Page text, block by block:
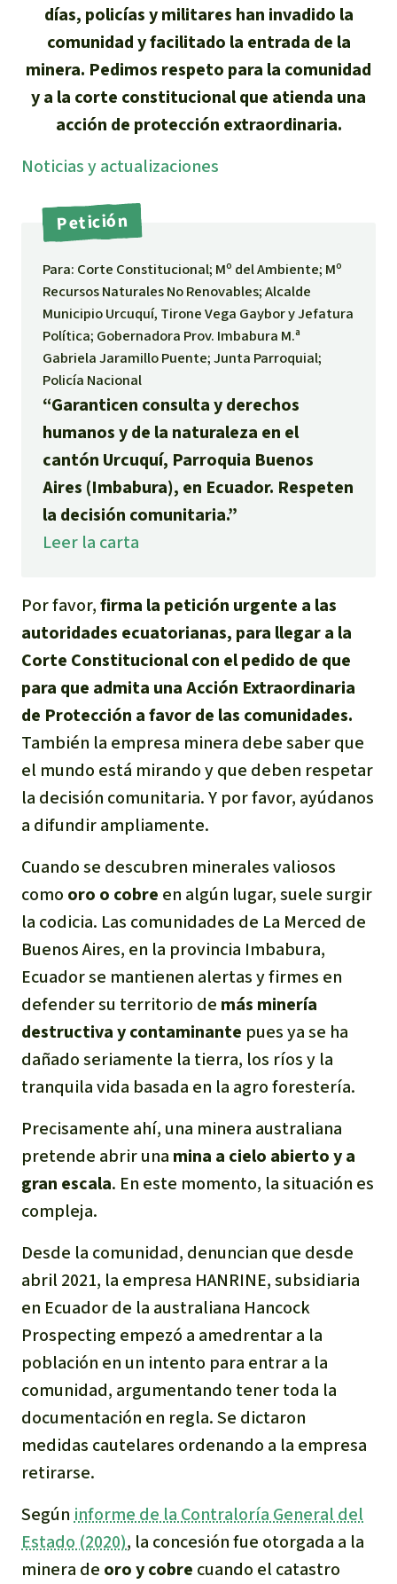
Metales
Minería
Agrotoxicos
Aceite de palma
Indígena
Landgrabbing
Granjas Industriales
Para niñas y niños
Defensoras y Defensores
Indonesia
días, policías y militares han invadido la
comunidad y facilitado la entrada de la
minera. Pedimos respeto para la comunidad
y a la corte constitucional que atienda una
acción de protección extraordinaria.
Noti­cias y actuali­zaciones
Petición
Para: Corte Constitucional; Mº del Ambiente; Mº
Recursos Naturales No Renovables; Alcalde
Municipio Urcuquí, Tirone Vega Gaybor y Jefatura
Política; Gobernadora Prov. Imbabura M.ª
Gabriela Jaramillo Puente; Junta Parroquial;
Policía Nacional
“Garanticen consulta y derechos
humanos y de la naturaleza en el
cantón Urcuquí, Parroquia Buenos
Aires (Imbabura), en Ecuador. Respeten
la decisión comunitaria.”
Leer la carta
Por favor,firma la petición urgente a las
autoridades ecuatorianas, para llegar a la
Corte Constitucional con el pedido de que
para que admita una Acción Extraordinaria
de Protección a favor de las comunidades.
También la empresa minera debe saber que
el mundo está mirando y que deben respetar
la decisión comunitaria. Y por favor, ayúdanos
a difundir ampliamente.
Cuando se descubren minerales valiosos
como oro o cobre en algún lugar, suele surgir
la codicia. Las comunidades de La Merced de
Buenos Aires, en la provincia Imbabura,
Ecuador se mantienen alertas y firmes en
defender su territorio de más minería
destructiva y contaminante pues ya se ha
dañado seriamente la tierra, los ríos y la
tranquila vida basada en la agro forestería.
Precisamente ahí, una minera australiana
pretende abrir una mina a cielo abierto y a
gran escala. En este momento, la situación es
compleja.
Desde la comunidad, denuncian que desde
abril 2021, la empresa HANRINE, subsidiaria
en Ecuador de la australiana Hancock
Prospecting empezó a amedrentar a la
población en un intento para entrar a la
comunidad, argumentando tener toda la
documentación en regla. Se dictaron
medidas cautelares ordenando a la empresa
retirarse.
Según informe de la Contraloría General del
Estado (2020), la concesión fue otorgada a la
minera de oro y cobre cuando el catastro